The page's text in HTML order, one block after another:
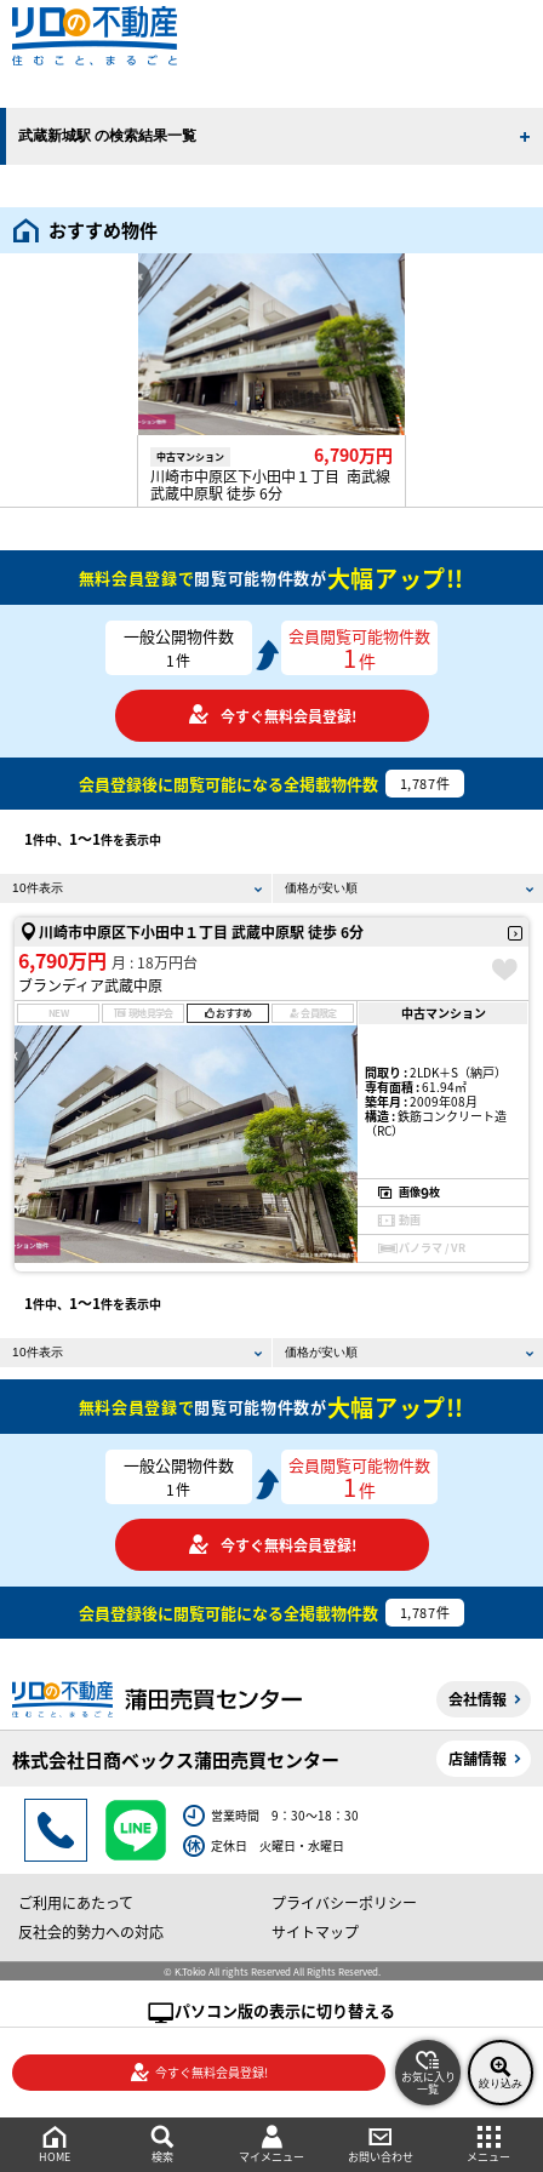
武蔵新城駅 の検索結果一覧
おすすめ物件
中古マンション 6,790万円
川崎市中原区下小田中１丁目 南武線
武蔵中原駅 徒歩 6分
無料会員登録で閲覧可能物件数が大幅アップ!!
一般公開物件数
1件
会員閲覧可能物件数
1件
今すぐ無料会員登録!
会員登録後に閲覧可能になる全掲載物件数 1,787件
1件中、 1〜1件を表示中
川崎市中原区下小田中１丁目 武蔵中原駅 徒歩 6分
6,790万円 月 : 18万円台
ブランディア武蔵中原
NEW 現地見学会 おすすめ 会員限定 中古マンション
間取り :2LDK＋S（納戸）
専有面積 :61.94㎡
築年月 :2009年08月
構造 :鉄筋コンクリート造
（RC）
画像9枚
動画
パノラマ / VR
1件中、 1〜1件を表示中
無料会員登録で閲覧可能物件数が大幅アップ!!
一般公開物件数
1件
会員閲覧可能物件数
1件
今すぐ無料会員登録!
会員登録後に閲覧可能になる全掲載物件数 1,787件
会社情報
株式会社日商ベックス蒲田売買センター 店舗情報
営業時間 9：30～18：30
定休日 火曜日・水曜日
ご利用にあたって
プライバシーポリシー
反社会的勢力への対応
サイトマップ
© K.Tokio All rights Reserved All Rights Reserved.
パソコン版の表示に切り替える
HOME 検索 マイメニュー お問い合わせ メニュー
今すぐ無料会員登録! お気に入り
一覧 絞り込み
絞り込み検索
メニュー
ご相談・お問い合わせ